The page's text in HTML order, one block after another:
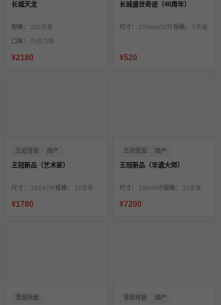
长城天龙
规格： 200支装
口味： 巧克力味
¥2180
长城盛世奇迹（40周年）
尺寸： 135mm/50环规格： 5支装
¥520
王冠雪茄 国产
王冠新品（艺术家）
尺寸： 162/47环规格： 10支装
¥1780
王冠雪茄 国产
王冠新品（非遗大师）
尺寸： 189/49环规格： 10支装
¥7200
雪茄拼盘 雪茄拼盘 国产